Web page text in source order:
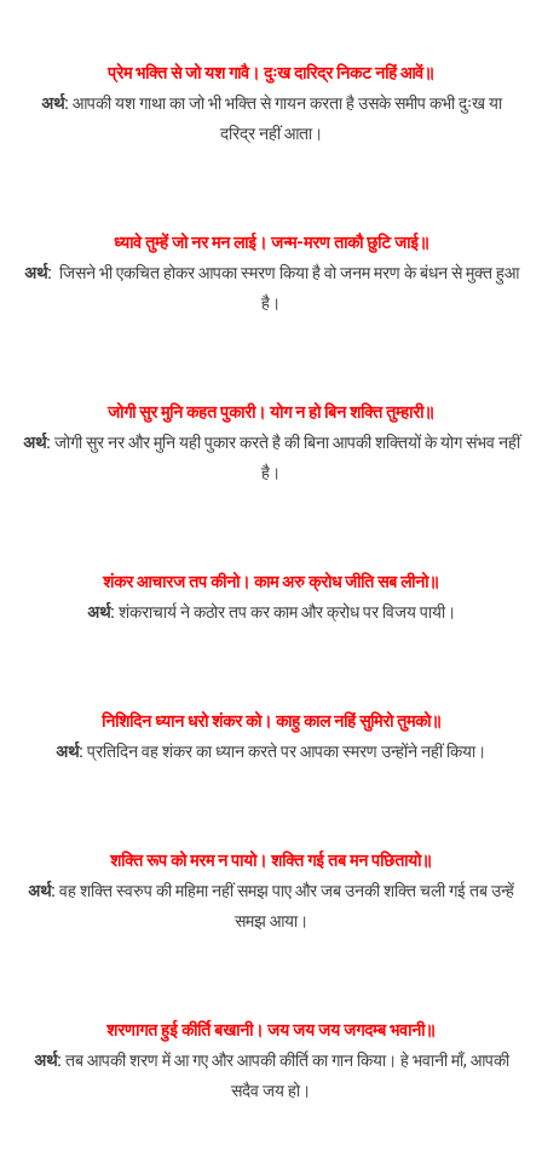
प्रेम भक्ति से जो यश गावै। दुःख दारिद्र निकट नहिं आवें॥
अर्थ: आपकी यश गाथा का जो भी भक्ति से गायन करता है उसके समीप कभी दुःख या
दरिद्र नहीं आता।
ध्यावे तुम्हें जो नर मन लाई। जन्म-मरण ताकौ छुटि जाई॥
अर्थ: जिसने भी एकचित होकर आपका स्मरण किया है वो जनम मरण के बंधन से मुक्त हुआ
है।
जोगी सुर मुनि कहत पुकारी। योग न हो बिन शक्ति तुम्हारी॥
अर्थ: जोगी सुर नर और मुनि यही पुकार करते है की बिना आपकी शक्तियों के योग संभव नहीं
है।
शंकर आचारज तप कीनो। काम अरु क्रोध जीति सब लीनो॥
अर्थ: शंकराचार्य ने कठोर तप कर काम और क्रोध पर विजय पायी।
निशिदिन ध्यान धरो शंकर को। काहु काल नहिं सुमिरो तुमको॥
अर्थ: प्रतिदिन वह शंकर का ध्यान करते पर आपका स्मरण उन्होंने नहीं किया।
शक्ति रूप को मरम न पायो। शक्ति गई तब मन पछितायो॥
अर्थ: वह शक्ति स्वरुप की महिमा नहीं समझ पाए और जब उनकी शक्ति चली गई तब उन्हें
समझ आया।
शरणागत हुई कीर्ति बखानी। जय जय जय जगदम्ब भवानी॥
अर्थ: तब आपकी शरण में आ गए और आपकी कीर्ति का गान किया। हे भवानी माँ, आपकी
सदैव जय हो।